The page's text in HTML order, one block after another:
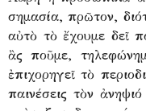
σημασία, πρῶτον,
αὐτὸ τὸ ἔχουμε δεῖ
ἂς ποῦμε,
ἐπιχορηγεῖ τὸ
παινέσεις τὸν